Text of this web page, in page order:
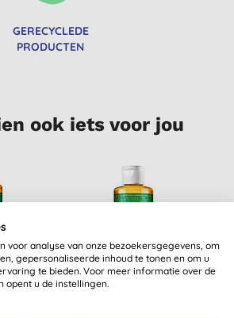
GERECYCLEDE
PRODUCTEN
ook iets voor jou
voor analyse van onze bezoekersgegevens, om
gepersonaliseerde inhoud te tonen en om u
te bieden. Voor meer informatie over de
opent u de instellingen.